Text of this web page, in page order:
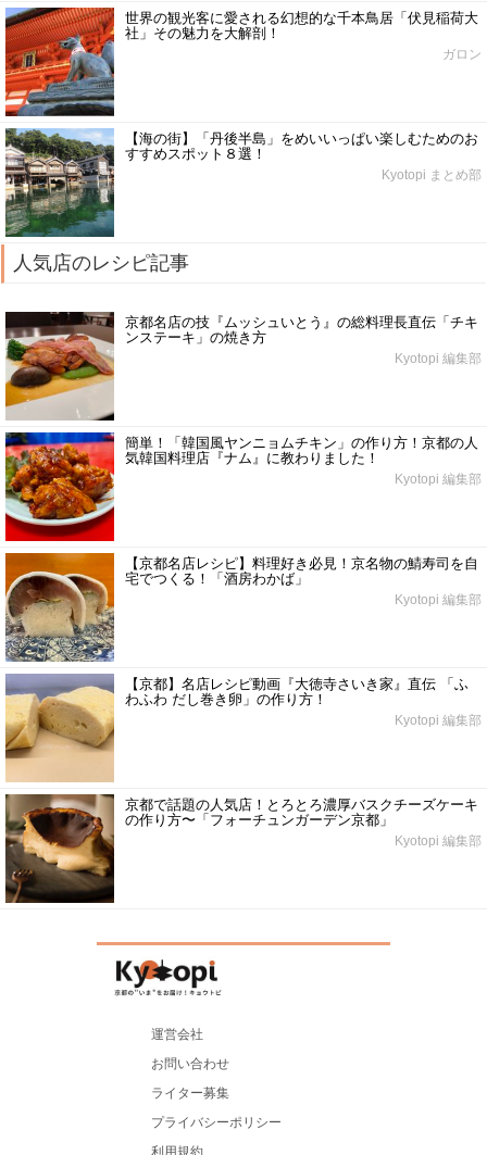
世界の観光客に愛される幻想的な千本鳥居「伏見稲荷大
社」その魅力を大解剖！
ガロン
【海の街】「丹後半島」をめいいっぱい楽しむためのお
すすめスポット８選！
Kyotopi まとめ部
人気店のレシピ記事
京都名店の技『ムッシュいとう』の総料理長直伝「チキ
ンステーキ」の焼き方
Kyotopi 編集部
簡単！「韓国風ヤンニョムチキン」の作り方！京都の人
気韓国料理店『ナム』に教わりました！
Kyotopi 編集部
【京都名店レシピ】料理好き必見！京名物の鯖寿司を自
宅でつくる！「酒房わかば」
Kyotopi 編集部
【京都】名店レシピ動画『大徳寺さいき家』直伝 「ふ
わふわ だし巻き卵」の作り方！
Kyotopi 編集部
京都で話題の人気店！とろとろ濃厚バスクチーズケーキ
の作り方〜「フォーチュンガーデン京都」
Kyotopi 編集部
運営会社
お問い合わせ
ライター募集
プライバシーポリシー